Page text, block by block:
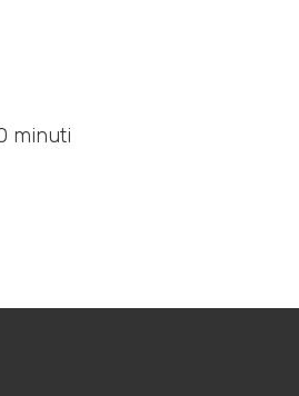
minuti